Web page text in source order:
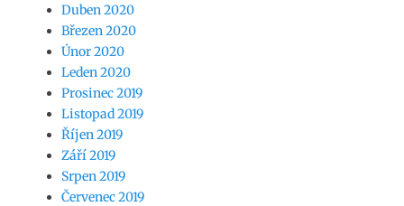
Duben 2020
Březen 2020
Únor 2020
Leden 2020
Prosinec 2019
Listopad 2019
Říjen 2019
Září 2019
Srpen 2019
Červenec 2019